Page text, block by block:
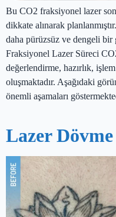
Bu CO2 fraksiyonel lazer
dikkate alınarak
daha pürüzsüz ve dengeli
Fraksiyonel Lazer Süreci
değerlendirme, hazırlık,
oluşmaktadır. Aşağıdaki
önemli aşamaları
Lazer